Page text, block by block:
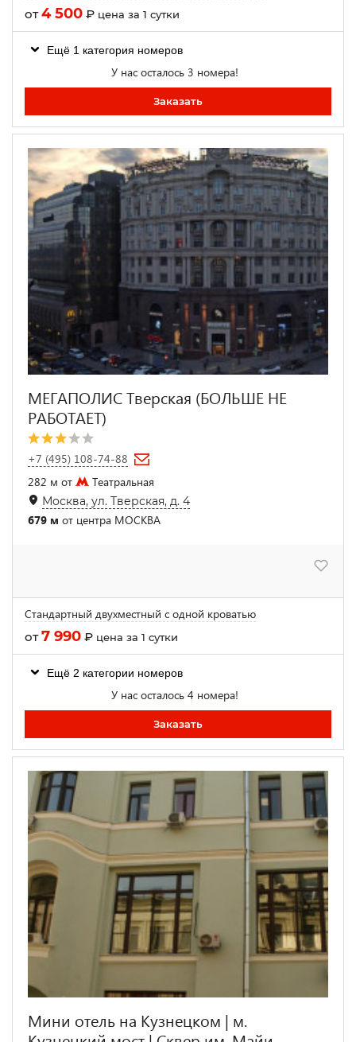
от4 500 ₽ цена за 1 сутки
Ещё 1 категория номеров
У нас осталось 3 номера!
Заказать
МЕГАПОЛИС Тверская (БОЛЬШЕ НЕ
РАБОТАЕТ)
+7 (495) 108-74-88
282 м от
Театральная
Москва, ул. Тверская, д. 4
679 м от центра МОСКВА
Стандартный двухместный с одной кроватью
от7 990 ₽ цена за 1 сутки
Ещё 2 категории номеров
У нас осталось 4 номера!
Заказать
Мини отель на Кузнецком | м.